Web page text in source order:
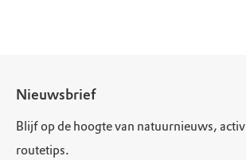
Nieuwsbrief
Blijf op de hoogte van natuurnieuws,
routetips.